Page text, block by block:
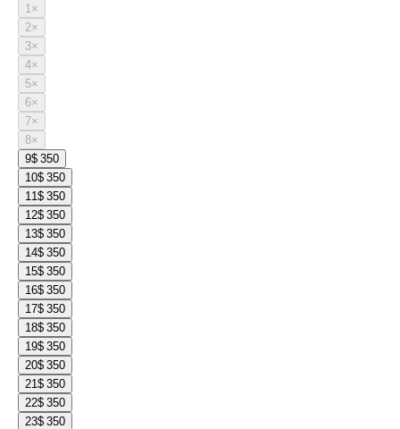
1×
2×
3×
4×
5×
6×
7×
8×
9$ 350
10$ 350
11$ 350
12$ 350
13$ 350
14$ 350
15$ 350
16$ 350
17$ 350
18$ 350
19$ 350
20$ 350
21$ 350
22$ 350
23$ 350